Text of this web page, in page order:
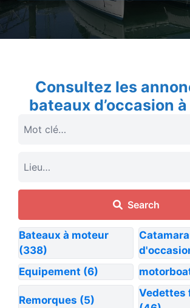
Consultez les
bateaux d’occasion
Search
Bateaux à moteur
(338)
Equipement (6)
Remorques (5)
Vedettes